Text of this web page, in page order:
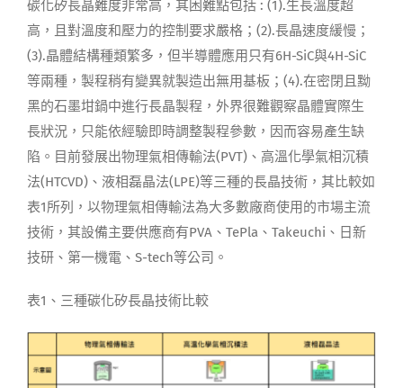
碳化矽長晶難度非常高，其困難點包括 : (1).生長溫度超
高，且對溫度和壓力的控制要求嚴格；(2).長晶速度緩慢；
(3).晶體結構種類繁多，但半導體應用只有6H-SiC與4H-SiC
等兩種，製程稍有變異就製造出無用基板；(4).在密閉且黝
黑的石墨坩鍋中進行長晶製程，外界很難觀察晶體實際生
長狀況，只能依經驗即時調整製程參數，因而容易產生缺
陷。目前發展出物理氣相傳輸法(PVT)、高溫化學氣相沉積
法(HTCVD)、液相磊晶法(LPE)等三種的長晶技術，其比較如
表1所列，以物理氣相傳輸法為大多數廠商使用的市場主流
技術，其設備主要供應商有PVA、TePla、Takeuchi、日新
技研、第一機電、S-tech等公司。
表1、三種碳化矽長晶技術比較